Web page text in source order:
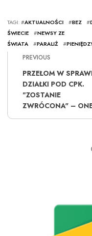
TAGI: #AKTUALNOŚCI #BEZ #
ŚWIECIE
#NEWSY ZE
ŚWIATA
#PARALIŻ #
PREVIOUS
PRZEŁOM W
DZIAŁKI POD CPK.
"ZOSTANIE
ZWRÓCONA" –